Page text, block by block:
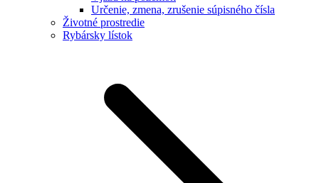
Určenie, zmena, zrušenie súpisného čísla
Životné prostredie
Rybársky lístok